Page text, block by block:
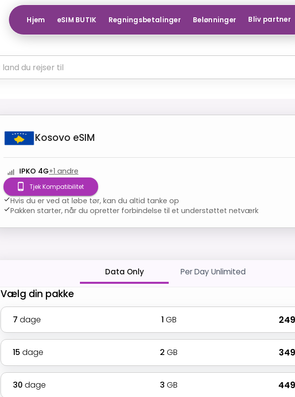
Hjem eSIM BUTIK Regningsbetalinger Belønninger Bliv partner
Kosovo eSIM
IPKO 4G+1 andre
Tjek Kompatibilitet
Hvis du er ved at løbe tør, kan du altid tanke op
Pakken starter, når du opretter forbindelse til et understøttet netværk
Data Only Per Day Unlimited
Vælg din pakke
7 dage 1 GB ₹
15 dage 2 GB ₹
30 dage 3 GB ₹